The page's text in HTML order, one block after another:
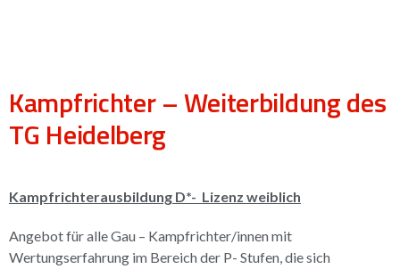
Kampfrichter – Weiterbildung des
TG Heidelberg
Kampfrichterausbildung D*- Lizenz weiblich
Angebot für alle Gau – Kampfrichter/innen mit
Wertungserfahrung im Bereich der P- Stufen, die sich